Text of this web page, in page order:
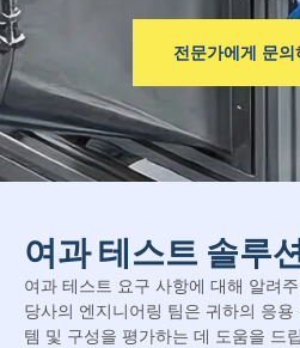
전문가에게 문의
여과 테스트 솔루
여과 테스트 요구 사항에 대해 알려
당사의 엔지니어링 팀은 귀하의 응
템 및 구성을 평가하는 데 도움을 드